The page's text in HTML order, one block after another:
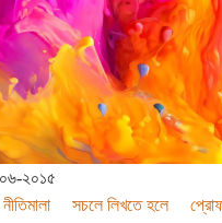
২০১৫
নীতিমালা সচলে লিখতে হলে